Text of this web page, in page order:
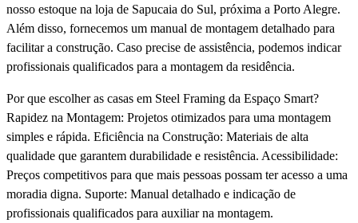
nosso estoque na loja de Sapucaia do Sul, próxima a Porto Alegre.
Além disso, fornecemos um manual de montagem detalhado para
facilitar a construção. Caso precise de assistência, podemos indicar
profissionais qualificados para a montagem da residência.
Por que escolher as casas em Steel Framing da Espaço Smart?
Rapidez na Montagem: Projetos otimizados para uma montagem
simples e rápida. Eficiência na Construção: Materiais de alta
qualidade que garantem durabilidade e resistência. Acessibilidade:
Preços competitivos para que mais pessoas possam ter acesso a uma
moradia digna. Suporte: Manual detalhado e indicação de
profissionais qualificados para auxiliar na montagem.